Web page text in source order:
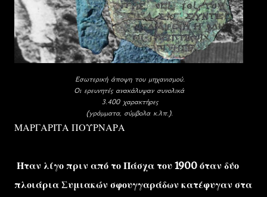
Εσωτερική άποψη του μηχανισμού.
Οι ερευνητές ανακάλυψαν συνολικά
3.400 χαρακτήρες
(γράμματα, σύμβολα κ.λπ.).
ΜΑΡΓΑΡΙΤΑ ΠΟΥΡΝΑΡΑ
Ηταν λίγο πριν από το Πάσχα του 1900 όταν δύο
πλοιάρια Συμιακών σφουγγαράδων κατέφυγαν στα